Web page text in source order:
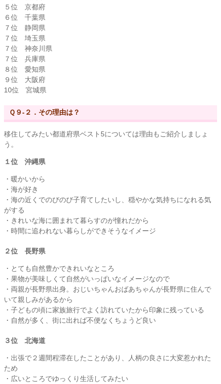
５位 京都府
６位 千葉県
７位 静岡県
７位 埼玉県
７位 神奈川県
７位 兵庫県
８位 愛知県
９位 大阪府
10位 宮城県
Ｑ９-２．その理由は？
移住してみたい都道府県ベスト5については理由もご紹介しましょ
う。
１位 沖縄県
・暖かいから
・海が好き
・海の近くでのびのび子育てしたいし、穏やかな気持ちになれる気
がする
・きれいな海に囲まれて暮らすのが憧れだから
・時間に追われない暮らしができそうなイメージ
２位 長野県
・とても自然豊かできれいなところ
・果物が美味しくて自然がいっぱいなイメージなので
・両親が長野県出身。おじいちゃんおばあちゃんが長野県に住んで
いて親しみがあるから
・子どもの頃に家族旅行でよく訪れていたから印象に残っている
・自然が多く、街に出れば不便なくちょうど良い
３位 北海道
・出張で２週間程滞在したことがあり、人柄の良さに大変惹かれた
ため
・広いところでゆっくり生活してみたい